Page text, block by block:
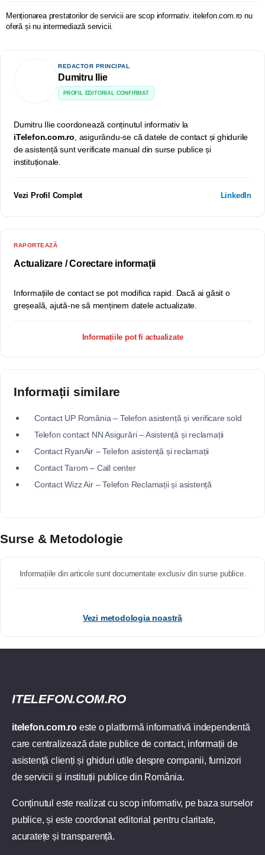
Menționarea prestatorilor de servicii are scop informativ. itelefon.com.ro nu
oferă și nu intermediază servicii.
REDACTOR PRINCIPAL
Dumitru Ilie
PROFIL EDITORIAL CONFIRMAT
Dumitru Ilie coordonează conținutul informativ la
iTelefon.com.ro , asigurându-se că datele de contact și ghidurile
de asistență sunt verificate manual din surse publice și
instituționale.
Vezi Profil Complet LinkedIn
RAPORTEAZĂ
Actualizare / Corectare informații
Informațiile de contact se pot modifica rapid. Dacă ai găsit o
greșeală, ajută-ne să menținem datele actualizate.
Informațiile pot fi actualizate
Informații similare
Contact UP România – Telefon asistență și verificare sold
Telefon contact NN Asigurări – Asistență și reclamații
Contact RyanAir – Telefon asistență și reclamații
Contact Tarom – Call center
Contact Wizz Air – Telefon Reclamații și asistență
Surse & Metodologie
Informațiile din articole sunt documentate exclusiv din surse publice.
Vezi metodologia noastră
ITELEFON.COM.RO
itelefon.com.ro este o platformă informativă independentă
care centralizează date publice de contact, informații de
asistență clienți și ghiduri utile despre companii, furnizori
de servicii și instituții publice din România.
Conținutul este realizat cu scop informativ, pe baza surselor
publice, și este coordonat editorial pentru claritate,
acuratețe și transparență.